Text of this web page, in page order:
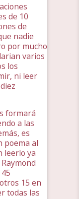
de 10
de
nadie
por mucho
varios
los
ni leer
formará
a las
es
poema al
leerlo ya
15 en
todas las